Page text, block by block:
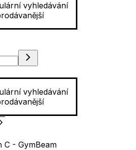
vyhledávání
vyhledávání
C - GymBeam